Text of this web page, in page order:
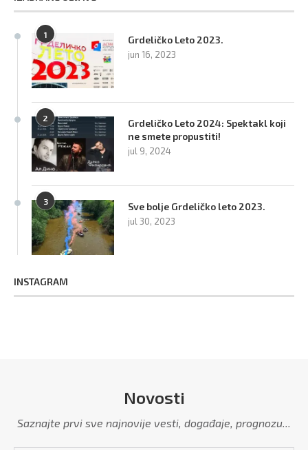
1 Grdeličko Leto 2023.
jun 16, 2023
2
Grdeličko Leto 2024: Spektakl koji
ne smete propustiti!
jul 9, 2024
3 Sve bolje Grdeličko leto 2023.
jul 30, 2023
INSTAGRAM
Novosti
Saznajte prvi sve najnovije vesti, događaje, prognozu...